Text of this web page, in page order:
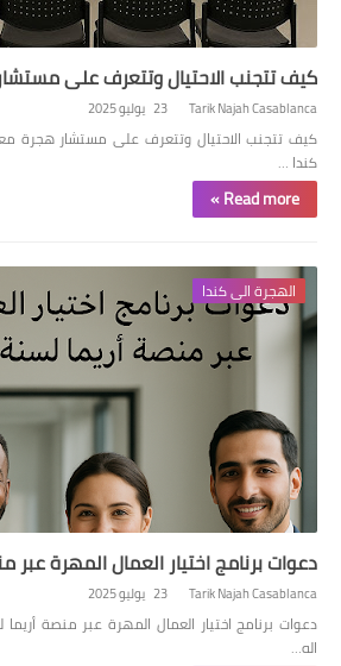
كيف تتجنب الاحتيال وتتعرف على
Tarik Najah Casablanca 23 يوليو 2025
كيف تتجنب الاحتيال وتتعرف على مستشار هجرة
كندا …
Read more »
الهجرة الى كندا
دعوات برنامج اختيار العمال المهرة عبر
Tarik Najah Casablanca 23 يوليو 2025
اله…